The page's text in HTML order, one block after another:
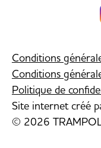
Conditions
Conditions
Politique de
Site internet créé
© 2026